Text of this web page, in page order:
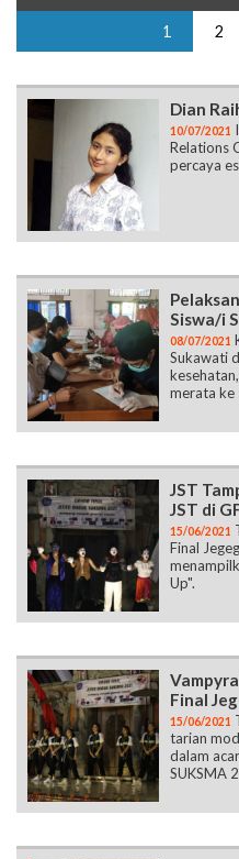
1 2
Dian
10/07/2021
Relations
percaya
Siswa/i
08/07/2021
Sukawati
merata ke
JST
JST di
15/06/2021
Final
Up".
Final
15/06/2021
tarian
dalam
SUKSMA